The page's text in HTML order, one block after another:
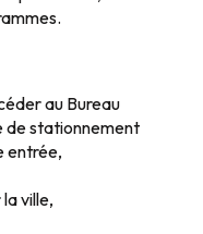
au Bureau
de stationnement
entrée,
ville,